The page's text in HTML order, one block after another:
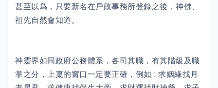
甚至以爲，只要新名在戶政事務所登錄之後，神佛、
祖先自然會知道。
神靈界如同政府公務體系，各司其職，有其階級及職
掌之分，上稟的窗口一定要正確，例如 : 求姻緣找月